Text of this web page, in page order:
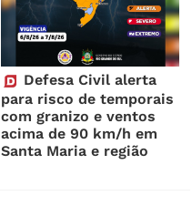
Defesa Civil alerta
para risco de temporais
com granizo e ventos
acima de 90 km/h em
Santa Maria e região